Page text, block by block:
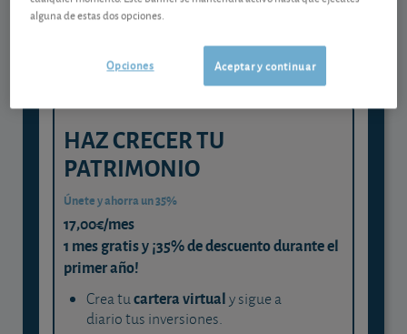
y consigue que cada euro trabaje
HAZ CRECER TU
PATRIMONIO
Únete y ahorra un 35%
17,00€/mes
1 mes gratis y ¡35% de descuento durante el
primer año!
Crea tucartera virtualy sigue a
diario tus inversiones.
alguna de estas dos opciones.
Aceptar y continuar
Opciones